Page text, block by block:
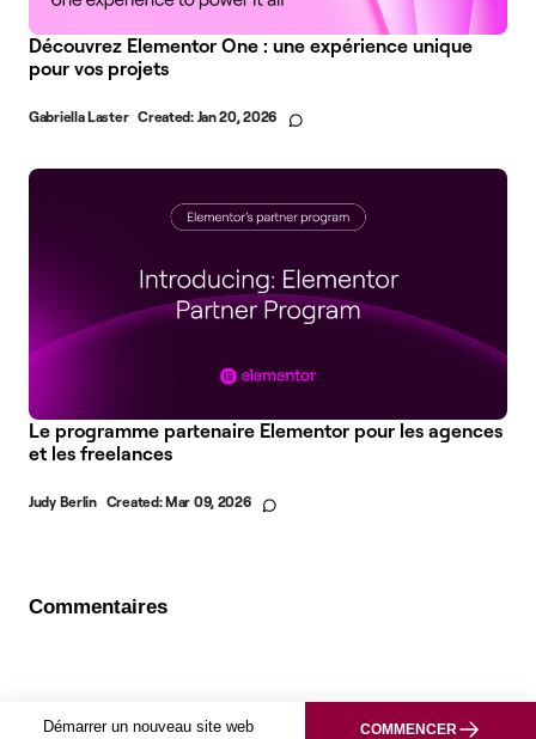
Découvrez Elementor One : une expérience unique
pour vos projets
Gabriella Laster Created: Jan 20, 2026
Le programme partenaire Elementor pour les agences
et les freelances
Judy Berlin Created:Mar 09, 2026
Commentaires
Démarrer un nouveau site web COMMENCER